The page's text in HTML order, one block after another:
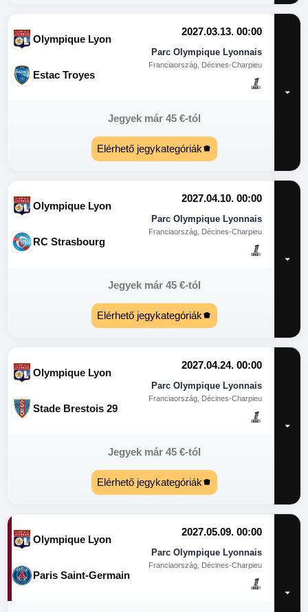
Olympique Lyon
2027.03.13. 00:00
Parc Olympique Lyonnais
Franciaország, Décines-Charpieu
Estac Troyes
Jegyek már 45 €-tól
Elérhető jegykategóriák
Olympique Lyon
2027.04.10. 00:00
Parc Olympique Lyonnais
Franciaország, Décines-Charpieu
RC Strasbourg
Jegyek már 45 €-tól
Elérhető jegykategóriák
Olympique Lyon
2027.04.24. 00:00
Parc Olympique Lyonnais
Franciaország, Décines-Charpieu
Stade Brestois 29
Jegyek már 45 €-tól
Elérhető jegykategóriák
Olympique Lyon
2027.05.09. 00:00
Parc Olympique Lyonnais
Franciaország, Décines-Charpieu
Paris Saint-Germain